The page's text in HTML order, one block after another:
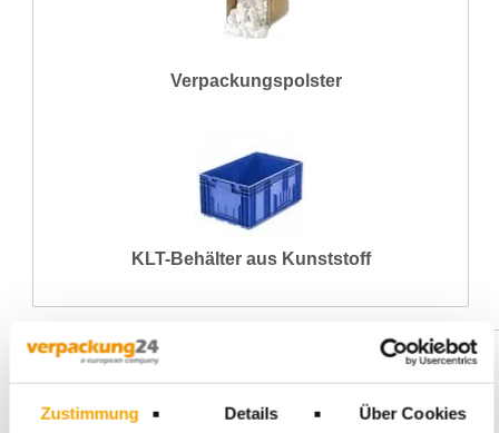
Zustimmung Details Über Cookies
Verpackungspolster
KLT-Behälter aus Kunststoff
verpackung24 GmbH
wurde 2007 in Reutlingen gegründet. Zu den
etwa 35.000 Kunden für Verpackung und Verpackungsmaschinen
gehören vor allem Unternehmen und Behörden sowie Handwerker und
kleinere Gewerbetriebe. Verpackungsmaterial für den industriellen